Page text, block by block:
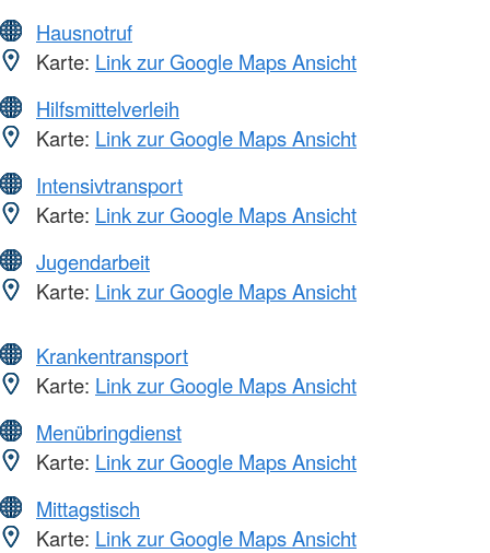
Hausnotruf
Karte: Link zur Google Maps Ansicht
Hilfsmittelverleih
Karte: Link zur Google Maps Ansicht
Intensivtransport
Karte: Link zur Google Maps Ansicht
Jugendarbeit
Karte: Link zur Google Maps Ansicht
Krankentransport
Karte: Link zur Google Maps Ansicht
Menübringdienst
Karte: Link zur Google Maps Ansicht
Mittagstisch
Karte: Link zur Google Maps Ansicht